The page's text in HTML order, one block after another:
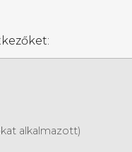
alkalmazott)